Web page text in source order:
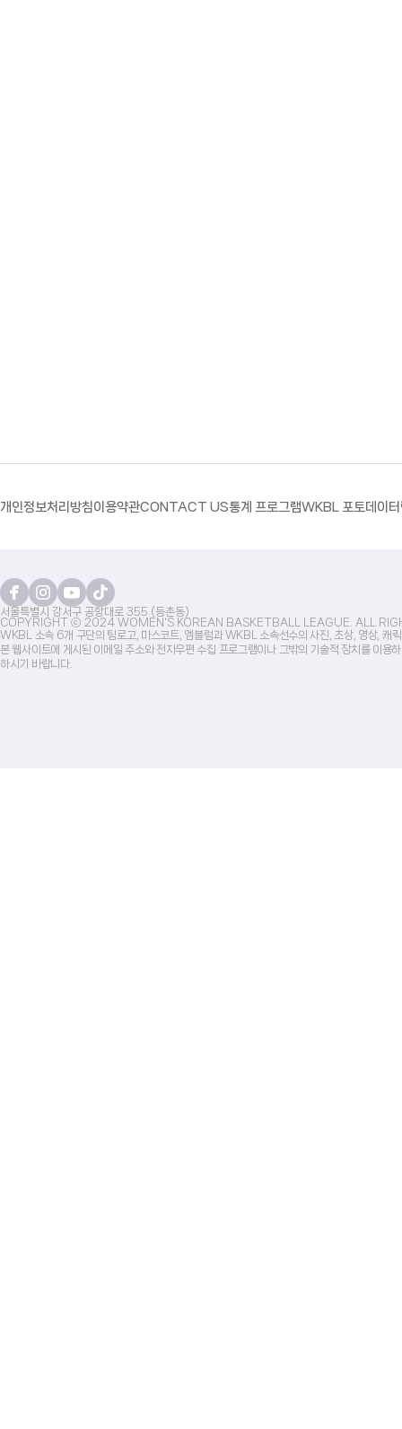
개인정보처리방침이용약관CONTACT US통계 프로그램WKBL 포토데이
서울특별시 강서구 공항대로 355 (등촌동)
COPYRIGHT ⓒ 2024 WOMEN'S KOREAN BASKETBALL LEAGUE. ALL
WKBL 소속 6개 구단의 팀로고, 마스코트, 엠블럼과 WKBL 소속선수의 사진, 초상, 영상, 캐
본 웹사이트에 게시된 이메일 주소와 전자우편 수집 프로그램이나 그밖의 기술적 장치를 이
하시기 바랍니다.